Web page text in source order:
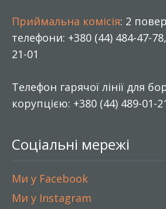
Приймальна комісія: 2
телефони: +380 (44) 484-47-
21-01
Телефон гарячої лінії для
корупцією: +380 (44) 489-01-
Соціальні мережі
Ми у Facebook
Ми у Instagram